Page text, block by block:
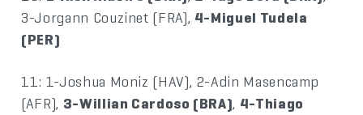
3-Jorgann Couzinet (FRA), 4-Miguel Tudela
(PER)
11: 1-Joshua Moniz (HAV), 2-Adin Masencamp
(AFR), 3-Willian Cardoso (BRA), 4-Thiago